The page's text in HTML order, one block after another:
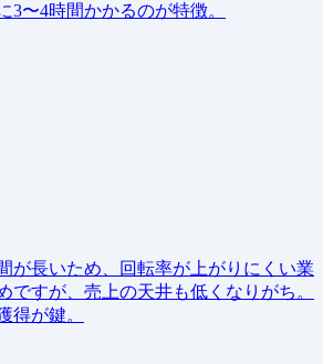
3〜4時間かかるのが特徴。
が長いため、回転率が上がりにくい業
ですが、売上の天井も低くなりがち。
得が鍵。